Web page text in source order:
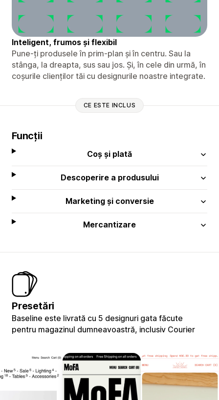
Inteligent, frumos și flexibil
Pune-ți produsele în prim-plan și în centru. Sau la
stânga, la dreapta, sus sau jos. Și, în cele din urmă, în
coșurile clienților tăi cu designurile noastre integrate.
CE ESTE INCLUS
Funcții
Coș și plată
Descoperire a produsului
Marketing și conversie
Mercantizare
Presetări
Baseline este livrată cu 5 designuri gata făcute
pentru magazinul dumneavoastră, inclusiv Courier